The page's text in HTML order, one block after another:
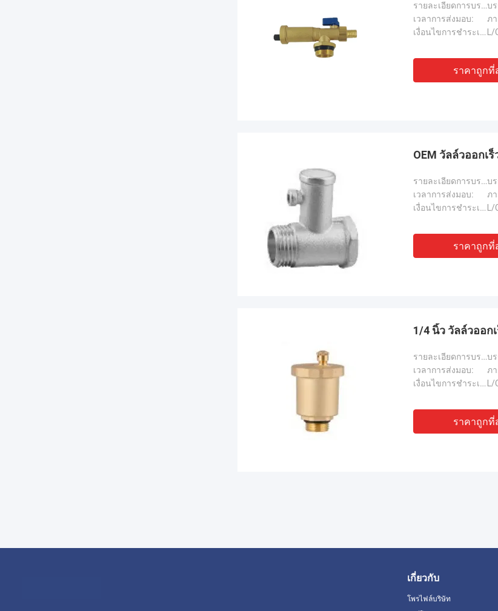
รายละเอียดการบรรจุ:บ
เวลาการส่งมอบ:
ภ
เงื่อนไขการชำระเงิน:
ราคาถูกที่
OEM วัลล์วออกเ
รายละเอียดการบรรจุ:บ
เวลาการส่งมอบ:
ภ
เงื่อนไขการชำระเงิน:
ราคาถูกที่
1/4 นิ้ว วัลล์วออก
รายละเอียดการบรรจุ:บ
เวลาการส่งมอบ:
ภ
เงื่อนไขการชำระเงิน:
ราคาถูกที่
เกี่ยวกับ
โพรไฟล์บริษัท